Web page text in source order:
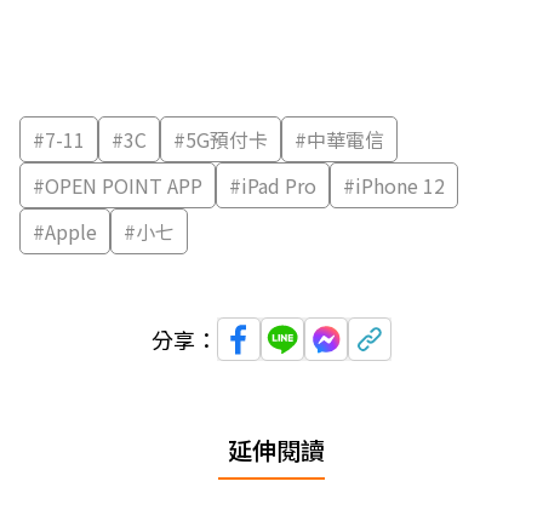
#7-11 #3C #5G預付卡 #中華電信
#OPEN POINT APP #iPad Pro #iPhone 12
#Apple #小七
分享：
延伸閱讀